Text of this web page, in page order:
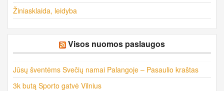
Žiniasklaida, leidyba
Visos nuomos paslaugos
Jūsų šventėms Svečių namai Palangoje – Pasaulio kraštas
3k butą Sporto gatvė Vilnius